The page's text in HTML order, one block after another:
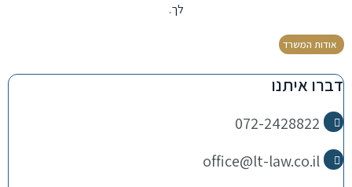
לך.
אודות המשרד
דברו איתנו
072-2428822
office@lt-law.co.il